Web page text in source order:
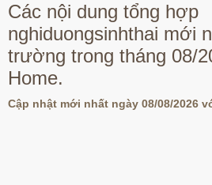
Các nội dung tổng hợp
nghiduongsinhthai mới
trường trong tháng 08/
Home.
Cập nhật mới nhất ngày 08/08/2026